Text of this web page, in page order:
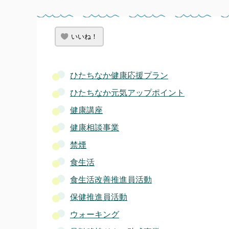
いいね！
ひたちなか健康応援プラン
ひたちなか元気アップポイント
健康講座
健康相談事業
禁煙
食生活
食生活改善推進員活動
保健推進員活動
ウォーキング